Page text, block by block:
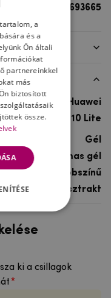
8596579693665
Huawei
Huawei P10 Lite
Gél
rugalmas gél
többszínű
Absztrakt
ki a csillagok
a
és a
Ön általi
partnereinkkel
más
biztosított
össze.